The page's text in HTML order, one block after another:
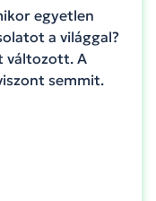
egyetlen
a világgal?
változott. A
semmit.